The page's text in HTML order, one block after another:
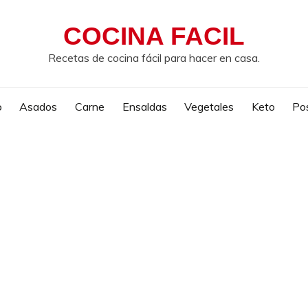
COCINA FACIL
Recetas de cocina fácil para hacer en casa.
Asados Carne Ensaldas Vegetales Keto